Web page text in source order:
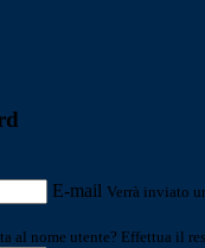
E-mail Verrà inviato
al nome utente? Effettua il